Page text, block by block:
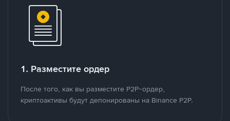
1. Разместите ордер
После того, как вы разместите P2P-ордер,
криптоактивы будут депонированы на Binance P2P.